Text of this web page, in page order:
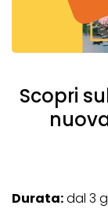
Scopri
Durata:dal 3